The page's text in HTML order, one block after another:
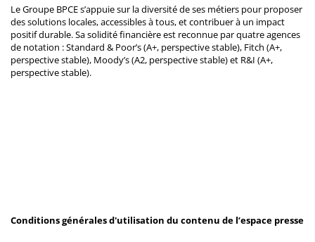
Le Groupe BPCE s’appuie sur la diversité de ses métiers pour proposer
des solutions locales, accessibles à tous, et contribuer à un impact
positif durable. Sa solidité financière est reconnue par quatre agences
de notation : Standard & Poor’s (A+, perspective stable), Fitch (A+,
perspective stable), Moody’s (A2, perspective stable) et R&I (A+,
perspective stable).
Conditions générales d'utilisation du contenu de l’espace presse